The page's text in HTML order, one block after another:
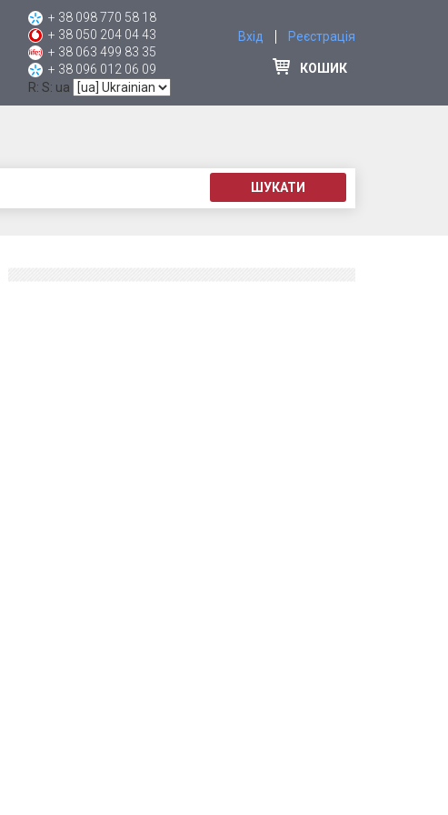
+ 38 098 770 58 18
+ 38 050 204 04 43
+ 38 063 499 83 35
+ 38 096 012 06 09
R: S: ua
Вхід Реєстрація
КОШИК
ШУКАТИ